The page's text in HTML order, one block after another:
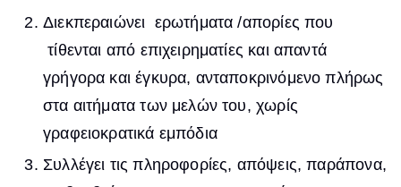
Διεκπεραιώνει ερωτήματα /απορίες που
τίθενται από επιχειρηματίες και απαντά
γρήγορα και έγκυρα, ανταποκρινόμενο πλήρως
στα αιτήματα των μελών του, χωρίς
γραφειοκρατικά εμπόδια
Συλλέγει τις πληροφορίες, απόψεις, παράπονα,